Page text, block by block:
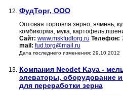
12. ФудТорг, ООО
Оптовая торговля зерно, ячмень,
комбикорма, мука,
Сайт: www.mskfudtorg.ru Телефон:
mail: fud.torg@mail.ru
Дата последнего изменения: 29.10.2012
13. Компания Necdet Kaya -
элеваторы, оборудование
для переработки зерна